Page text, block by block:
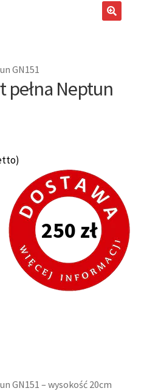
menu
GN151
pełna Neptun
250 zł
GN151 – wysokość 20cm